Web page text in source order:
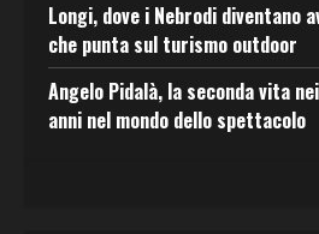
Longi, dove i Nebrodi diventano
che punta sul turismo outdoor
Angelo Pidalà, la seconda vita
anni nel mondo dello spettacolo